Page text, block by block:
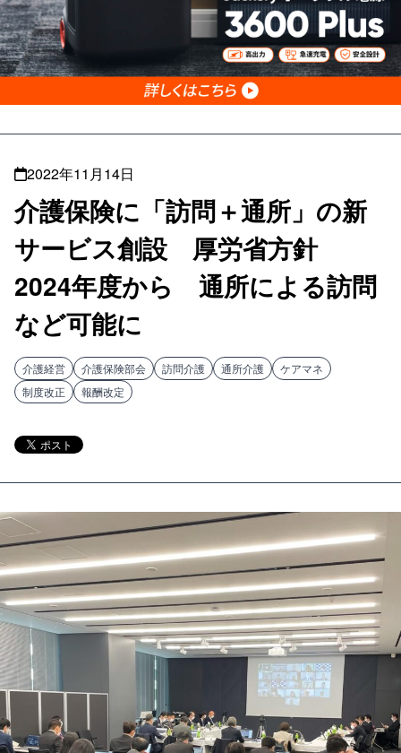
2022年11月14日
介護保険に「訪問＋通所」の新
サービス創設 厚労省方針
2024年度から 通所による訪問
など可能に
介護経営 介護保険部会 訪問介護 通所介護
ケアマネ
制度改正
報酬改定